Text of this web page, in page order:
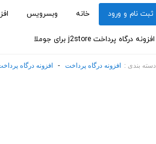
ثبت نام و ورود خانه وبسرویس
افزونه درگاه پرداخت j2store برای جوملا
دسته بندی : افزونه درگاه پرداخت - افزونه درگاه